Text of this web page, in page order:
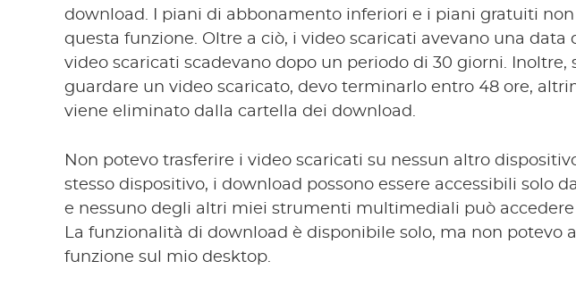
download. I piani di abbonamento inferiori e i piani gratuiti
questa funzione. Oltre a ciò, i video scaricati avevano una data
video scaricati scadevano dopo un periodo di 30 giorni. Inoltre,
guardare un video scaricato, devo terminarlo entro 48 ore,
viene eliminato dalla cartella dei download.
Non potevo trasferire i video scaricati su nessun altro
stesso dispositivo, i download possono essere accessibili solo
e nessuno degli altri miei strumenti multimediali può
La funzionalità di download è disponibile solo, ma non potevo
funzione sul mio desktop.